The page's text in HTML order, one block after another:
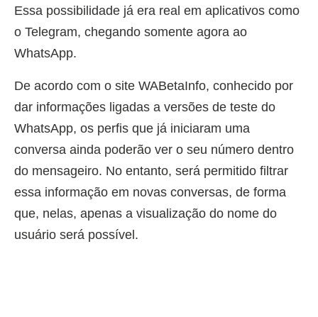
Essa possibilidade já era real em aplicativos como
o Telegram, chegando somente agora ao
WhatsApp.
De acordo com o site WABetaInfo, conhecido por
dar informações ligadas a versões de teste do
WhatsApp, os perfis que já iniciaram uma
conversa ainda poderão ver o seu número dentro
do mensageiro. No entanto, será permitido filtrar
essa informação em novas conversas, de forma
que, nelas, apenas a visualização do nome do
usuário será possível.